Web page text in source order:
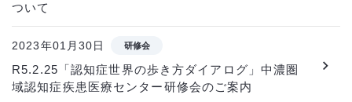
ついて
2023年01月30日 研修会
R5.2.25「認知症世界の歩き方ダイアログ」中濃圏
域認知症疾患医療センター研修会のご案内